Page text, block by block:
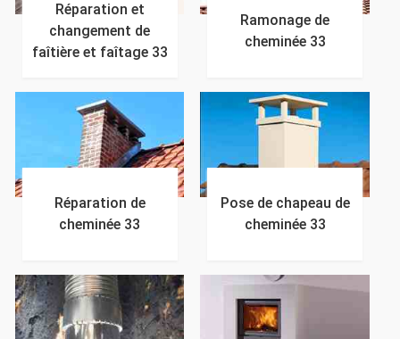
Réparation et
changement de
faîtière et faîtage 33
Ramonage de
cheminée 33
Réparation de
cheminée 33
Pose de chapeau de
cheminée 33